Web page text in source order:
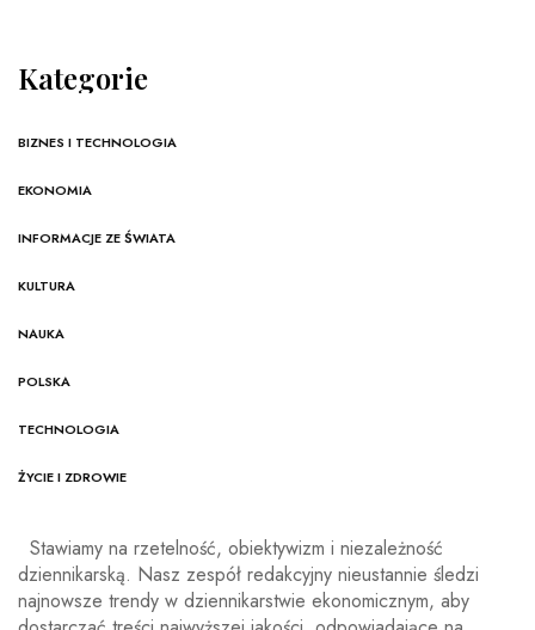
Kategorie
BIZNES I TECHNOLOGIA
EKONOMIA
INFORMACJE ZE ŚWIATA
KULTURA
NAUKA
POLSKA
TECHNOLOGIA
ŻYCIE I ZDROWIE
Stawiamy na rzetelność, obiektywizm i niezależność
dziennikarską. Nasz zespół redakcyjny nieustannie śledzi
najnowsze trendy w dziennikarstwie ekonomicznym, aby